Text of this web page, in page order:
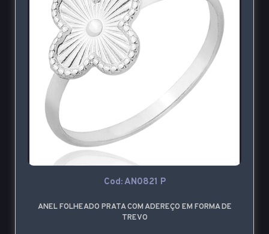
Cod: AN0821 P
ANEL FOLHEADO PRATA COM ADEREÇO EM FORMA DE
TREVO